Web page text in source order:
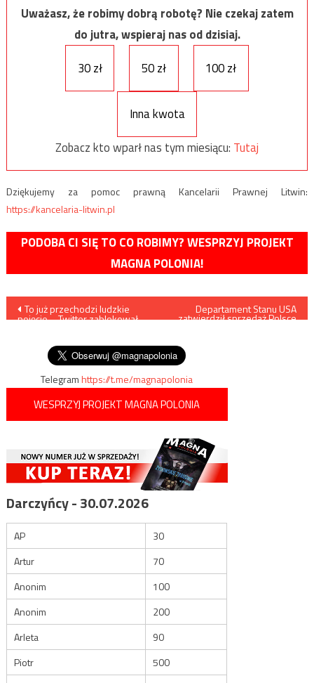
Uważasz, że robimy dobrą robotę? Nie czekaj zatem
do jutra, wspieraj nas od dzisiaj.
30 zł
50 zł 100 zł
Inna kwota
Zobacz kto wparł nas tym miesiącu: Tutaj
Dziękujemy za pomoc prawną Kancelarii Prawnej Litwin:
https://kancelaria-litwin.pl
PODOBA CI SIĘ TO CO ROBIMY? WESPRZYJ PROJEKT
MAGNA POLONIA!
Nawigacja
To już przechodzi ludzkie
pojęcie – Twitter zablokował
Departament Stanu USA
zatwierdził sprzedaż Polsce
Telegramhttps://t.me/magnapolonia
WESPRZYJ PROJEKT MAGNA POLONIA
Darczyńcy - 30.07.2026
AP
30
Artur
70
Anonim
100
Anonim
200
Arleta
90
Piotr
500